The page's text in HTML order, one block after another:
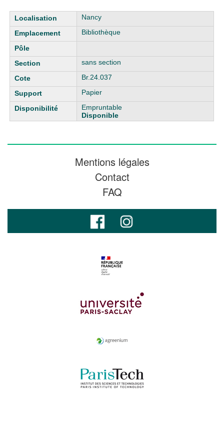
Liste des exemplaires
Nancy
Bibliothèque
sans section
Br.24.037
Papier
Empruntable
Disponible
Mentions légales
Contact
FAQ